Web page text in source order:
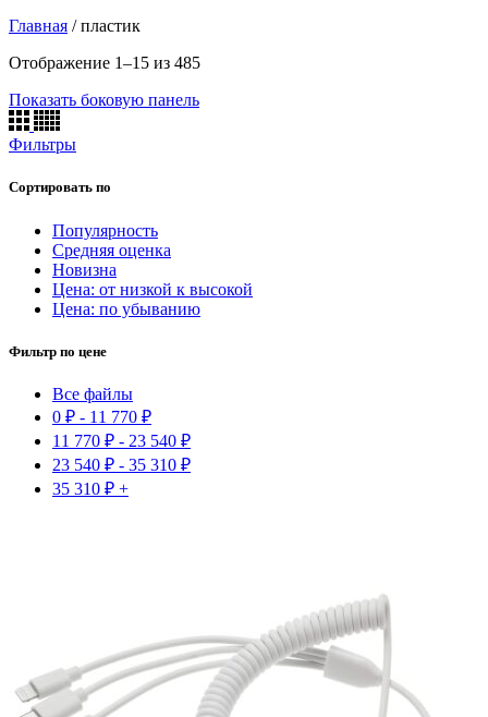
Главная /пластик
Отображение 1–15 из 485
Показать боковую панель
Фильтры
Сортировать по
Популярность
Средняя оценка
Новизна
Цена: от низкой к высокой
Цена: по убыванию
Фильтр по цене
Все файлы
0 ₽ - 11 770 ₽
11 770 ₽ - 23 540 ₽
23 540 ₽ - 35 310 ₽
35 310 ₽ +